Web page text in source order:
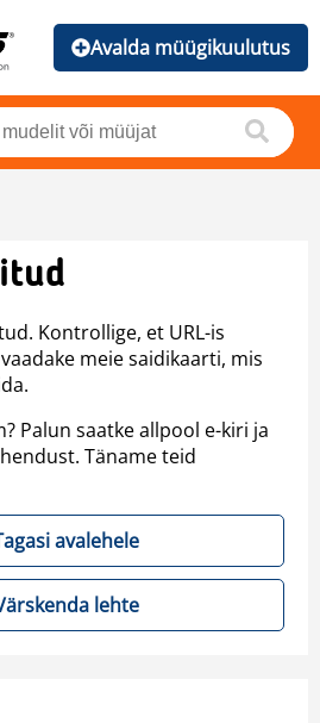
Avalda müügikuulutus
Kontrollige, et URL-is
meie saidikaarti, mis
Palun saatke allpool e-kiri ja
Täname teid
avalehele
lehte